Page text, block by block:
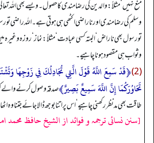
منع نہیں‘ مثلاً: والدین کی رضا مندی کا حصول۔ ویسے بھی اللہ
وسلم کی رضا مندی اور ناراضی اکٹھی ہی ہوتی ہے۔ اللہ راضی
تو رسول بھی ناراض‘ البتہ کسی عبادت‘ مثلاً: نماز‘ روزہ وغیرہ
وثواب ہی مقصود ہونا چاہیے۔
(2) ﴿قَدْ سَمِعَ اللَّهُ قَوْلَ الَّتِي تُجَادِلُكَ فِي زَوْجِهَا
تَحَاوُرَكُمَا إِنَّ اللَّهَ سَمِيعٌ بَصِيرٌ﴾صدقہ وصول کرنے والے
طاقت بھی مدنظر رکھنی چاہیے‘ اس پر اتنا بوجھ ڈالا جائے جتنا وہ
[سنن نسائی ترجمہ و فوائد از الشیخ حافظ